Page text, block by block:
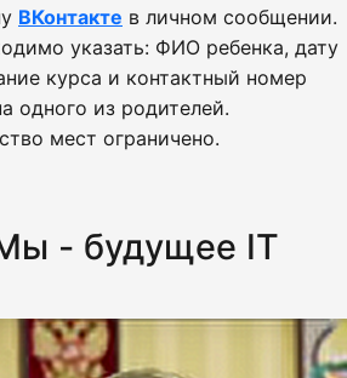
ВКонтакте в личном сообщении.
указать: ФИО ребенка, дату
курса и контактный номер
одного из родителей.
мест ограничено.
- будущее IT